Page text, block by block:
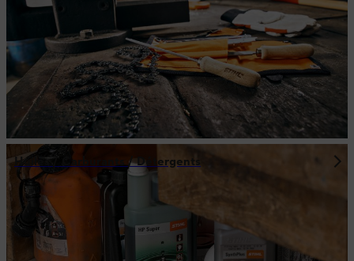
Huiles / Carburants / Détergents